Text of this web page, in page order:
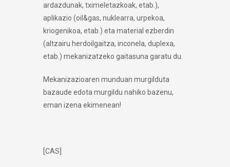
ardazdunak, tximeletazkoak, etab.),
aplikazio (oil&gas, nuklearra, urpekoa,
kriogenikoa, etab.) eta material ezberdin
(altzairu herdoilgaitza, inconela, duplexa,
etab.) mekanizatzeko gaitasuna garatu du.
Mekanizazioaren munduan murgilduta
bazaude edota murgildu nahiko bazenu,
eman izena ekimenean!
[CAS]